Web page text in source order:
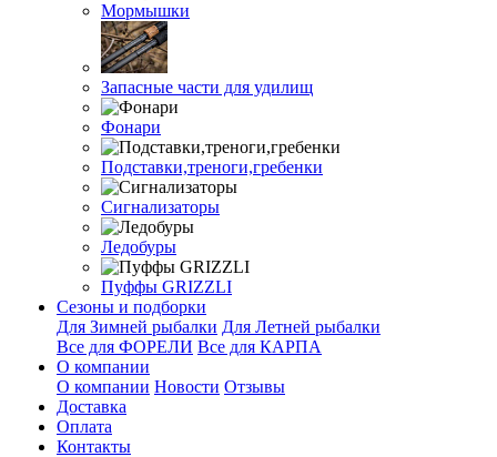
Мормышки
Запасные части для удилищ
Фонари
Подставки,треноги,гребенки
Сигнализаторы
Ледобуры
Пуффы GRIZZLI
Сезоны и подборки
Для Зимней рыбалки Для Летней рыбалки
Все для ФОРЕЛИ Все для КАРПА
О компании
О компании Новости Отзывы
Доставка
Оплата
Контакты